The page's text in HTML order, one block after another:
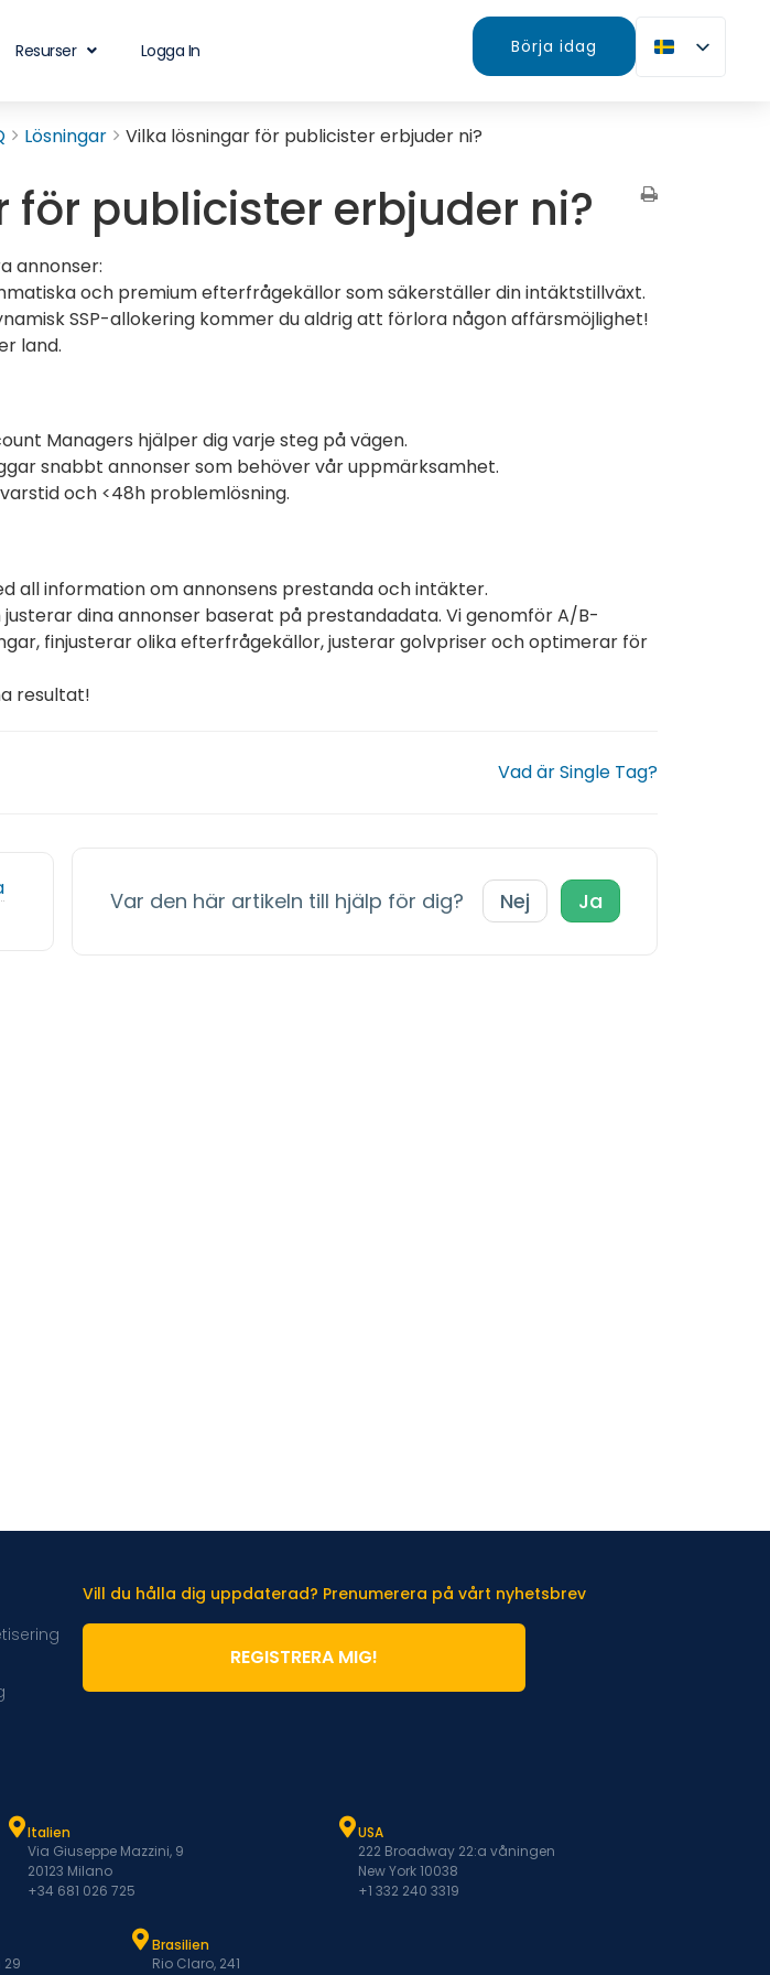
Resurser Logga In Börja idag
Lösningar Vilka lösningar för publicister erbjuder ni?
för publicister erbjuder ni?
annonser:
och premium efterfrågekällor som säkerställer din intäktstillväxt.
SSP-allokering kommer du aldrig att förlora någon affärsmöjlighet!
land.
Managers hjälper dig varje steg på vägen.
snabbt annonser som behöver vår uppmärksamhet.
och <48h problemlösning.
all information om annonsens prestanda och intäkter.
dina annonser baserat på prestandadata. Vi genomför A/B-
finjusterar olika efterfrågekällor, justerar golvpriser och optimerar för
resultat!
Vad är Single Tag?
Var den här artikeln till hjälp för dig? Nej Ja
Vill du hålla dig uppdaterad? Prenumerera på vårt nyhetsbrev
REGISTRERA MIG!
Italien
Via Giuseppe Mazzini, 9
20123 Milano
+34 681 026 725
USA
222 Broadway 22:a våningen
New York 10038
+1 332 240 3319
Brasilien
Rio Claro, 241